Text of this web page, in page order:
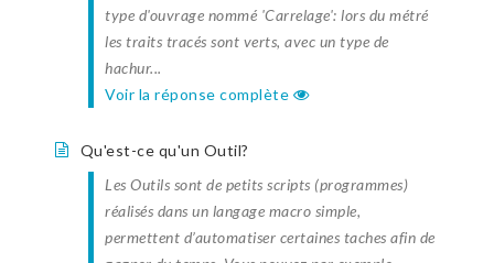
type d'ouvrage nommé 'Carrelage': lors du métré
les traits tracés sont verts, avec un type de
hachur...
Voir la réponse complète
Qu'est-ce qu'un Outil?
Les Outils sont de petits scripts (programmes)
réalisés dans un langage macro simple,
permettent d’automatiser certaines taches afin de